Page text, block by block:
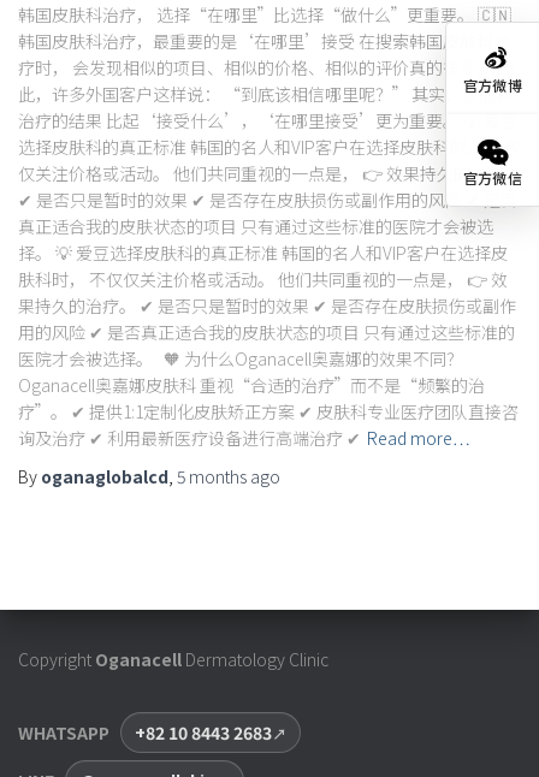
韩国皮肤科治疗， 选择“在哪里”比选择“做什么”更重要。 🇨🇳
韩国皮肤科治疗，最重要的是‘在哪里’接受 在搜索韩国皮肤科治
疗时， 会发现相似的项目、相似的价格、相似的评价真的很多。 因
此，许多外国客户这样说： “到底该相信哪里呢？” 其实，皮肤科
治疗的结果 比起‘接受什么’，‘在哪里接受’更为重要。 💡 爱豆
选择皮肤科的真正标准 韩国的名人和VIP客户在选择皮肤科时， 不仅
仅关注价格或活动。 他们共同重视的一点是， 👉 效果持久的治疗。
✔ 是否只是暂时的效果 ✔ 是否存在皮肤损伤或副作用的风险 ✔ 是否
真正适合我的皮肤状态的项目 只有通过这些标准的医院才会被选
择。 💡 爱豆选择皮肤科的真正标准 韩国的名人和VIP客户在选择皮
肤科时， 不仅仅关注价格或活动。 他们共同重视的一点是， 👉 效
果持久的治疗。 ✔ 是否只是暂时的效果 ✔ 是否存在皮肤损伤或副作
用的风险 ✔ 是否真正适合我的皮肤状态的项目 只有通过这些标准的
医院才会被选择。 🧡 为什么Oganacell奥嘉娜的效果不同？
Oganacell奥嘉娜皮肤科 重视“合适的治疗”而不是“频繁的治
疗”。 ✔ 提供1:1定制化皮肤矫正方案 ✔ 皮肤科专业医疗团队直接咨
询及治疗 ✔ 利用最新医疗设备进行高端治疗 ✔ Read more…
By oganaglobalcd 5 months ago
Copyright Oganacell Dermatology Clinic
WHATSAPP
+82 10 8443 2683
官方微博
官方微信